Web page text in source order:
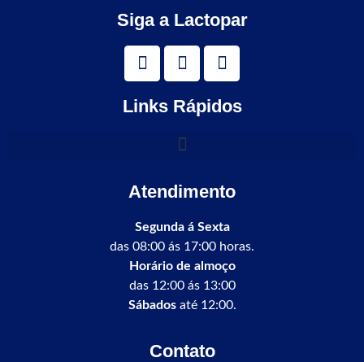
Siga a Lactopar
Links Rápidos
Atendimento
Segunda á Sexta
das 08:00 ás 17:00 horas.
Horário de almoço
das 12:00 ás 13:00
Sábadosaté 12:00.
Contato